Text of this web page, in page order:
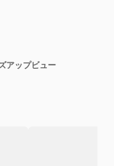
アップビュー